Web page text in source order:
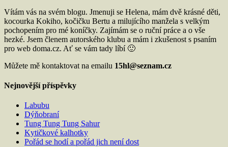
Vítám vás na svém blogu. Jmenuji se Helena, mám dvě krásné děti,
kocourka Kokiho, kočičku Bertu a milujícího manžela s velkým
pochopením pro mé koníčky. Zajímám se o ruční práce a o vše
hezké. Jsem členem autorského klubu a mám i zkušenost s psaním
pro web doma.cz. Ať se vám tady líbí 🙂
Můžete mě kontaktovat na emailu 15hl@seznam.cz
Nejnovější příspěvky
Labubu
Dýňobraní
Tung Tung Tung Sahur
Kytičkové kalhotky
Pořád se hodí a pořád jich není dost